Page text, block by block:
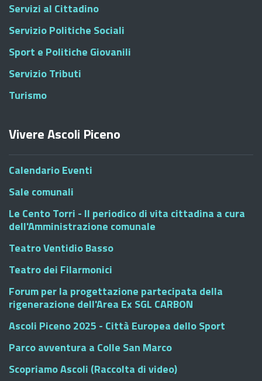
Servizi al Cittadino
Servizio Politiche Sociali
Sport e Politiche Giovanili
Servizio Tributi
Turismo
Vivere Ascoli Piceno
Calendario Eventi
Sale comunali
Le Cento Torri - Il periodico di vita cittadina a cura
dell'Amministrazione comunale
Teatro Ventidio Basso
Teatro dei Filarmonici
Forum per la progettazione partecipata della
rigenerazione dell'Area Ex SGL CARBON
Ascoli Piceno 2025 - Città Europea dello Sport
Parco avventura a Colle San Marco
Scopriamo Ascoli (Raccolta di video)